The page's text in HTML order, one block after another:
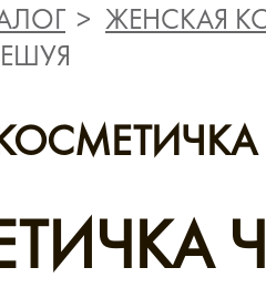
ЖЕНСКАЯ